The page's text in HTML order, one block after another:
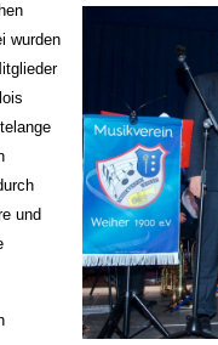
wurden
und